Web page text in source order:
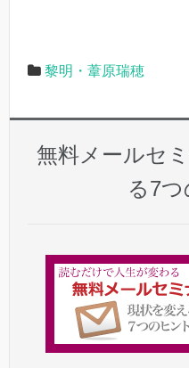
黎明・葦原瑞穂
無料メールセ
る7つ